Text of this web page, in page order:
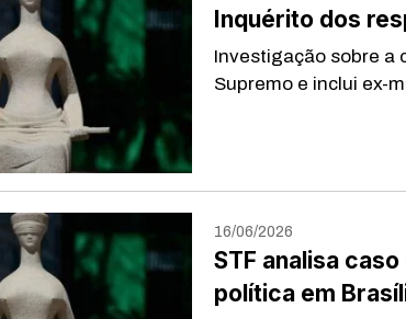
Inquérito dos
Investigação sobre a
Supremo e inclui ex-
16/06/2026
STF analisa
política em